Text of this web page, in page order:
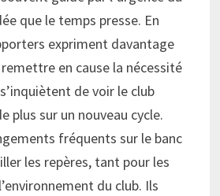
que le temps presse. En
expriment davantage
en cause la nécessité
de voir le club
plus sur un nouveau cycle.
fréquents sur le banc
les repères, tant pour les
du club. Ils